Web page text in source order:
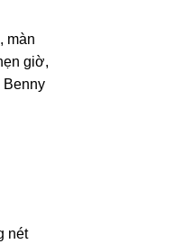
màn
giờ,
Benny
nét